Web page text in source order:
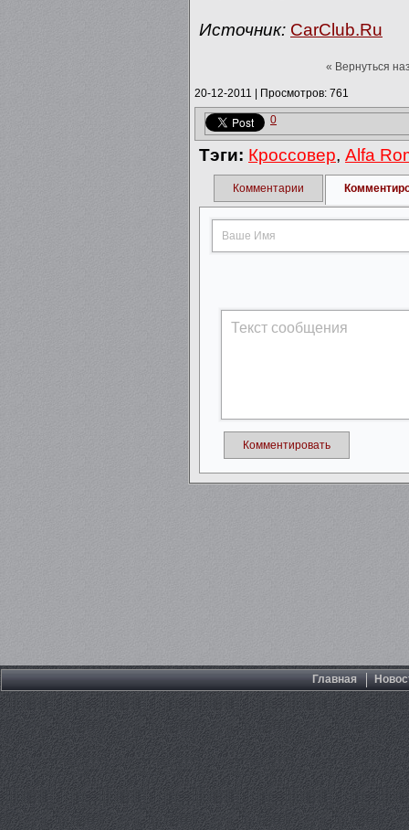
Источник: CarClub.Ru
« Вернуться
20-12-2011 Просмотров: 761
0
Тэги: Кроссовер, Alfa
Комментарии
Комментировать
Главная